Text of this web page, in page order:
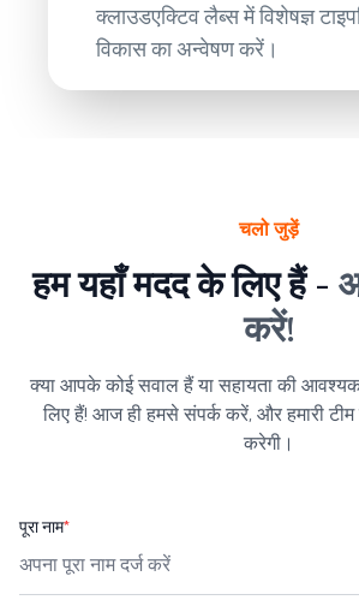
क्लाउडएक्टिव लैब्स में विशेषज्ञ
विकास का अन्वेषण करें।
चलो जुड़ें
हम यहाँ मदद के लिए हैं -
करें!
क्या आपके कोई सवाल हैं या सहायता की
लिए हैं! आज ही हमसे संपर्क करें, और हमारी
करेगी।
पूरा नाम*